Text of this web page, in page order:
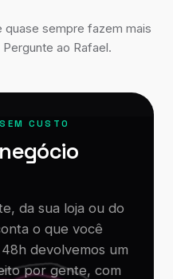
sempre fazem mais
ao Rafael.
CUSTO
da sua loja ou do
o que você
devolvemos um
por gente, com